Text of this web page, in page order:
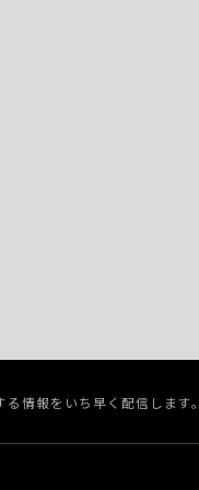
情報をいち早く配信します。